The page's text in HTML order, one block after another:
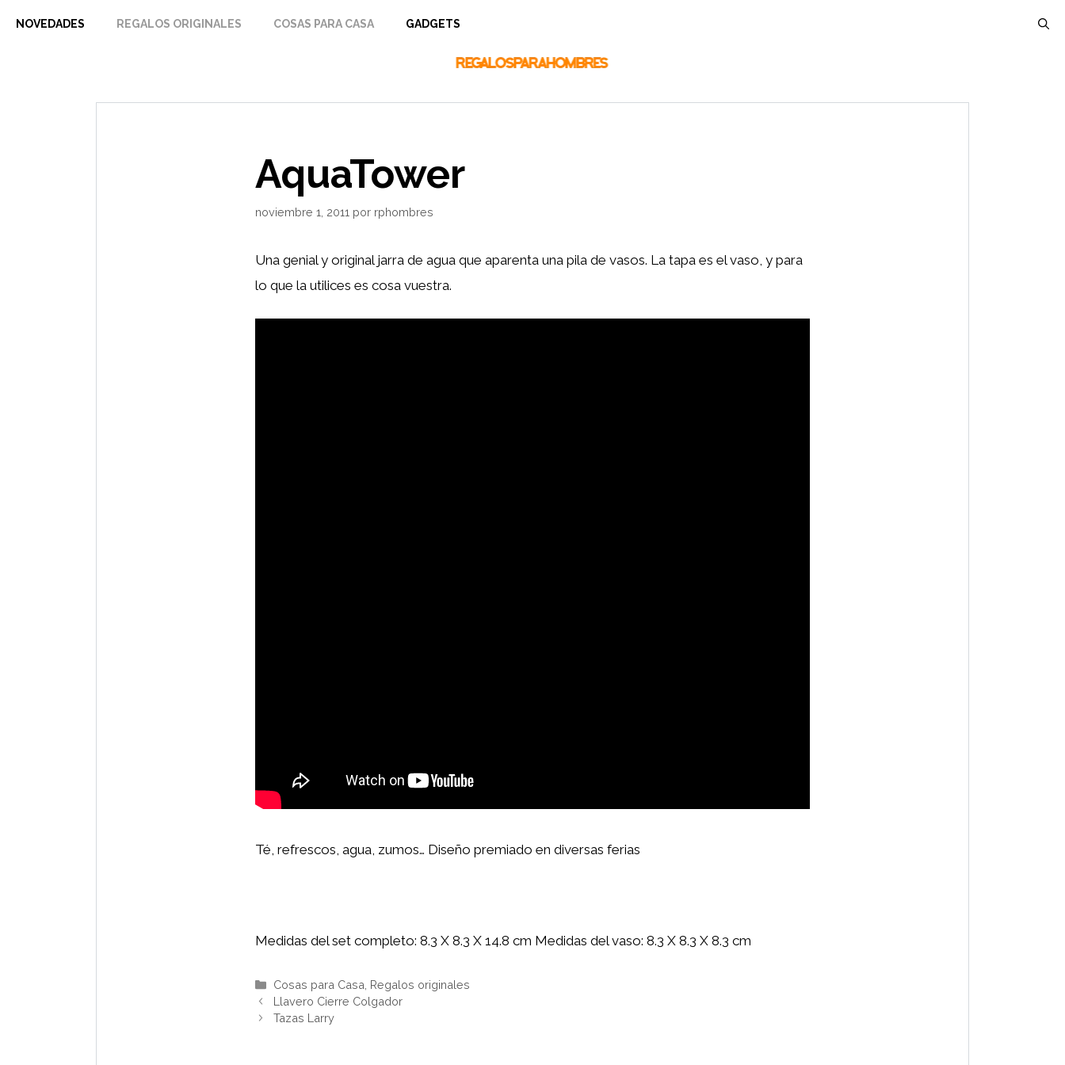
NOVEDADES REGALOS ORIGINALES COSAS PARA CASA GADGETS
AquaTower
noviembre 1, 2011 por rphombres
Una genial y original jarra de agua que aparenta una pila de vasos. La tapa es el vaso, y para
lo que la utilices es cosa vuestra.
Té, refrescos, agua, zumos… Diseño premiado en diversas ferias
Medidas del set completo: 8.3 X 8.3 X 14.8 cm Medidas del vaso: 8.3 X 8.3 X 8.3 cm
Categorías
Cosas para Casa Regalos originales
Llavero Cierre Colgador
Tazas Larry